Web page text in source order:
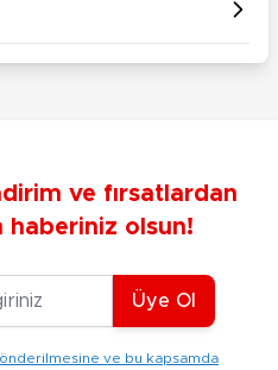
ve fırsatlardan
haberiniz olsun!
E-posta Adresiniz
Üye Ol
ve bu kapsamda